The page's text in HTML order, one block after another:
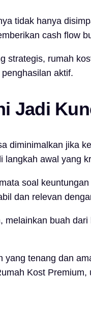
tidak hanya
cash flow
strategis, rumah
aktif.
Jadi
diminimalkan jika
langkah awal yang
soal
dan relevan
buah
tenang dan
Kost